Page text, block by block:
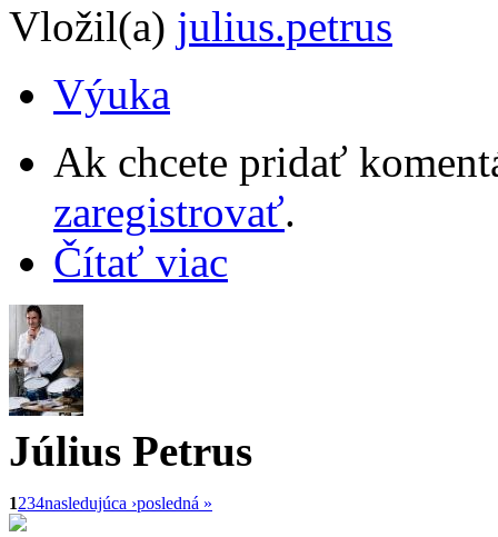
Vložil(a) julius.petrus
Výuka
Ak chcete pridať
zaregistrovať.
Čítať viac
Július Petrus
1234nasledujúca ›posledná »